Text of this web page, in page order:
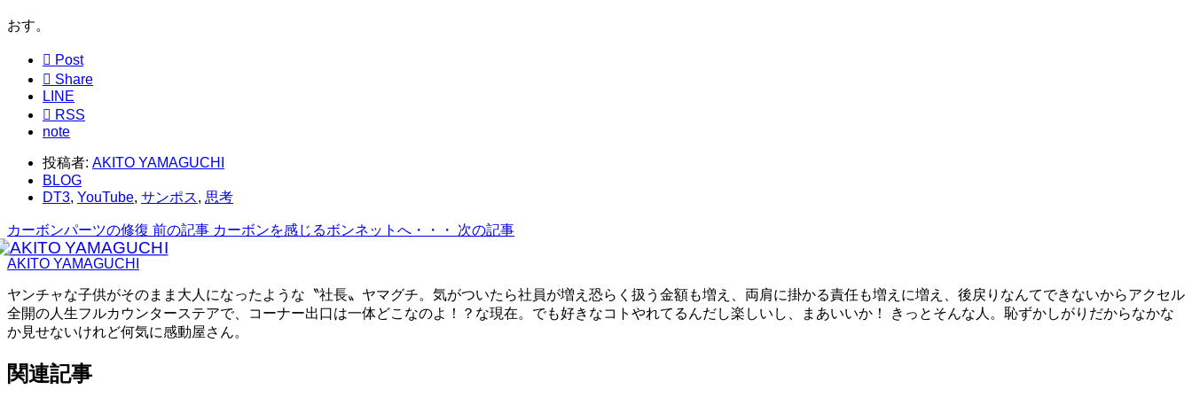
おす。
 Post
 Share
LINE
 RSS
note
投稿者: AKITO YAMAGUCHI
BLOG
DT3, YouTube, サンポス, 思考
カーボンパーツの修復 前の記事 カーボンを感じるボンネットへ・・・ 次の記事
AKITO YAMAGUCHI
ヤンチャな子供がそのまま大人になったような〝社長〟ヤマグチ。気がついたら社員が増え恐らく扱う金額も増え、両肩に掛かる責任も増えに増え、後戻りなんてできないからアクセル
全開の人生フルカウンターステアで、コーナー出口は一体どこなのよ！？な現在。でも好きなコトやれてるんだし楽しいし、まあいいか！ きっとそんな人。恥ずかしがりだからなかな
か見せないけれど何気に感動屋さん。
関連記事